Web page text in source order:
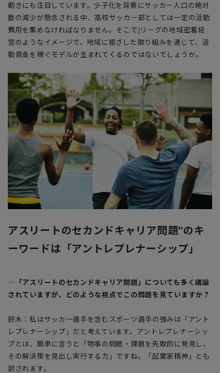
動きにも注目しています。少子化を背景にサッカー人口の絶対
数の減少が懸念される中、高校サッカー部としては一定の活動
費用を集めなければなりません。そこでJリーグの地域密着経
営のようなイメージで、地域に根ざした取り組みを通じて、活
動資金を稼ぐモデルが生まれてくるのではないでしょうか。
アスリートのセカンドキャリア問題”のキ
ーワードは「アントレプレナーシップ」
―「アスリートのセカンドキャリア問題」についても多く議論
されていますが、どのような視点でこの問題を見ていますか？
鈴木：私はサッカー選手を含むスポーツ選手の強みは「アント
レプレナーシップ」だと考えています。アントレプレナーシッ
プとは、簡単に言うと「物事の問題・課題を先取的に発見し、
その解決策を見出し実行する力」ですね。「起業家精神」とも
訳されます。